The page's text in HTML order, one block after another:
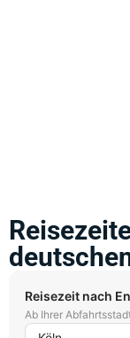
Reisezeit nach
Ab Ihrer